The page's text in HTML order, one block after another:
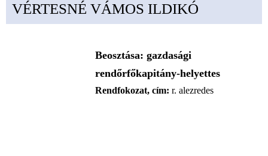
VÉRTESNÉ VÁMOS ILDIKÓ
Beosztása: gazdasági
rendőrfőkapitány-helyettes
Rendfokozat, cím: r. alezredes